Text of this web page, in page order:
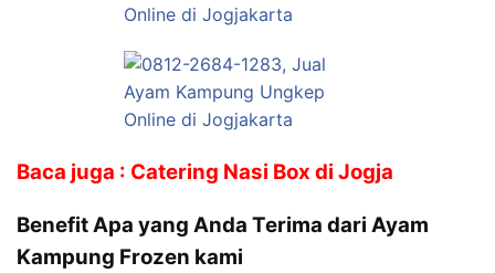
Baca juga : Catering Nasi Box di Jogja
Benefit Apa yang Anda Terima dari Ayam
Kampung Frozen kami